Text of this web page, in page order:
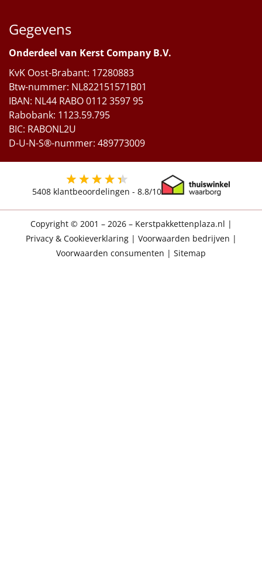
Gegevens
Onderdeel van Kerst Company B.V.
KvK Oost-Brabant: 17280883
Btw-nummer: NL822151571B01
IBAN: NL44 RABO 0112 3597 95
Rabobank: 1123.59.795
BIC: RABONL2U
D-U-N-S®-nummer: 489773009
5408 klantbeoordelingen - 8.8/10
Copyright © 2001 – 2026 – Kerstpakkettenplaza.nl |
Privacy & Cookieverklaring| Voorwaarden bedrijven |
Voorwaarden consumenten | Sitemap